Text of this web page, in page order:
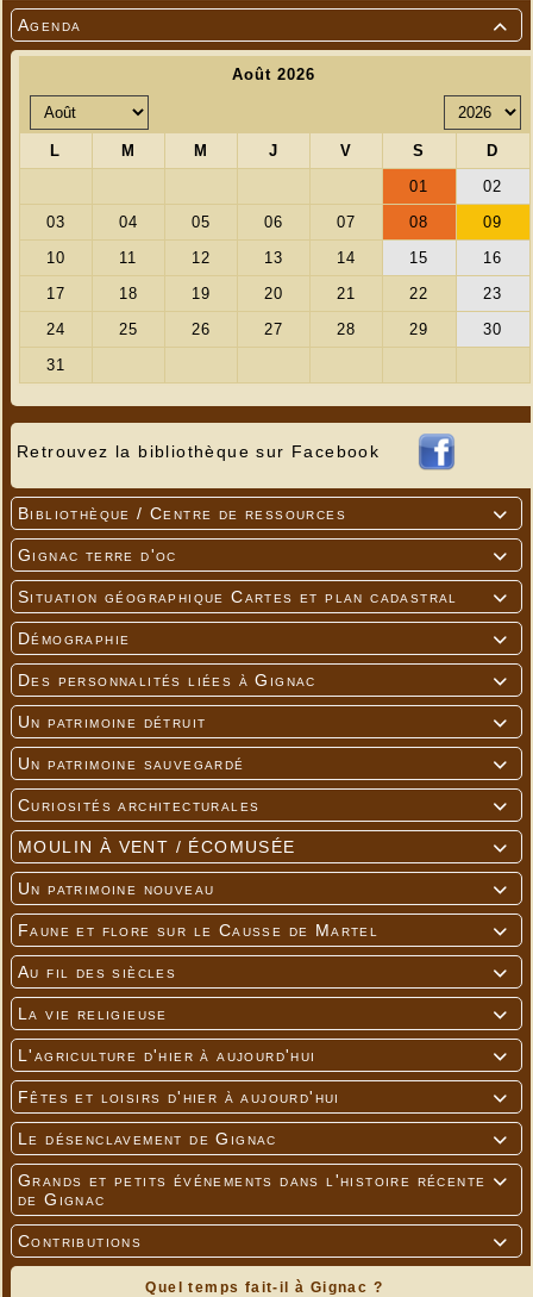

Agenda
Retrouvez la bibliothèque sur Facebook

Bibliothèque / Centre de ressources

Gignac terre d'oc

Situation géographique Cartes et plan cadastral

Démographie

Des personnalités liées à Gignac

Un patrimoine détruit

Un patrimoine sauvegardé

Curiosités architecturales

MOULIN À VENT / ÉCOMUSÉE

Un patrimoine nouveau

Faune et flore sur le Causse de Martel

Au fil des siècles

La vie religieuse

L'agriculture d'hier à aujourd'hui

Fêtes et loisirs d'hier à aujourd'hui

Le désenclavement de Gignac

Grands et petits événements dans l'histoire récente
de Gignac

Contributions
Quel temps fait-il à Gignac ?